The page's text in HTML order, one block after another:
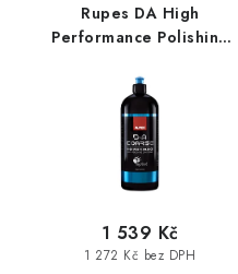
Rupes DA High
Performance Polishing
silná leštící pasta
1 272 Kč bez DPH
1 539 Kč